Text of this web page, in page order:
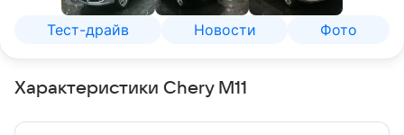
Тест-драйв Новости Фото
Характеристики Chery M11